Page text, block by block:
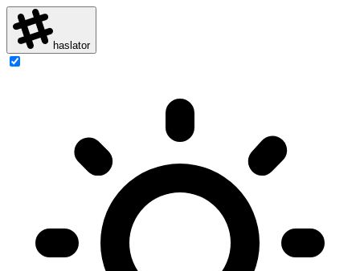
haslator